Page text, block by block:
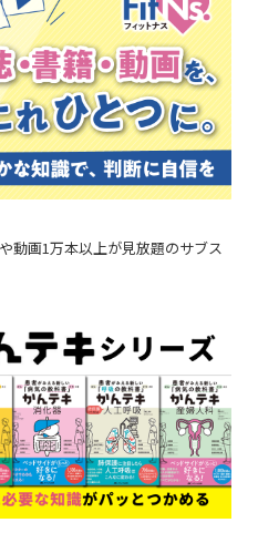
動画1万本以上が見放題のサブス